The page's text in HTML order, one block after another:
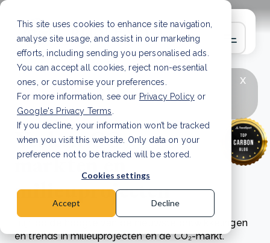
This site uses cookies to enhance site navigation,
analyse site usage, and assist in our marketing
efforts, including sending you personalised ads.
You can accept all cookies, reject non-essential
ones, or customise your preferences.
For more information, see our Privacy Policy or
Google's Privacy Terms
If you decline, your information won’t be tracked
when you visit this website. Only data on your
preference not to be tracked will be stored.
Cookies settings
Accept Decline
x
LAATSTE ARTIKEL
CSRD en uw positie als
leverancier: wat verandert er in 2026?Lees
artikel
Verken CO₂-
markten en
milieuprojecten
Blijf op de hoogte van de nieuwste ontwikkelingen
en trends in milieuprojecten en de CO₂-markt.